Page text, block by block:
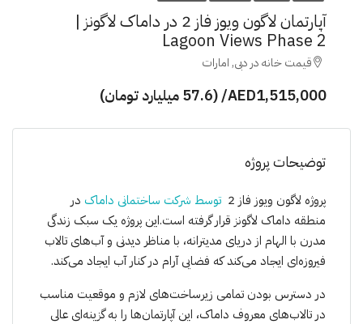
آپارتمان لاگون ویوز فاز 2 در داماک لاگونز |
Lagoon Views Phase 2
قیمت خانه در دبی, امارات
AED1,515,000/ (57.6 میلیارد تومان)
توضیحات پروژه
پروژە لاگون ویوز فاز 2 توسط شرکت ساختمانی داماک در
منطقە داماک لاگونز قرار گرفتە است.این پروژە یک سبک زندگی
مدرن با الهام از دریای مدیترانه، با مناظر دیدنی و آب‌های تالاب
فیروزه‌ای ایجاد می‌کند که فضایی آرام در کنار آب ایجاد می‌کند.
در دسترس بودن تمامی زیرساخت‌های لازم و موقعیت مناسب
در تالاب‌های معروف داماک، این آپارتمان‌ها را به گزینه‌ای عالی